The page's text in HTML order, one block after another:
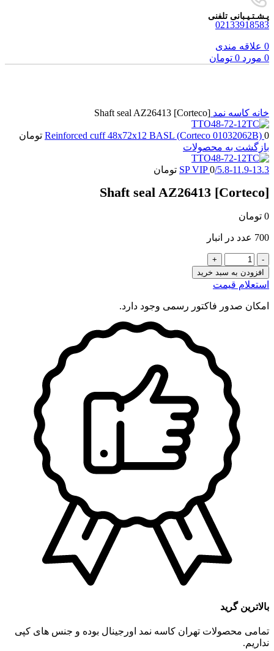
پـشـتـیـبانی تلفنی
02133918583
0 علاقه مندی
0 مورد 0 تومان
خانه کاسه نمد Shaft seal AZ26413 [Corteco]
Reinforced cuff 48x72x12 BASL (Corteco 01032062B) 0
تومان
بازگشت به محصولات
5.8-11.9-13.3/SP VIP
0 تومان
Shaft seal AZ26413 [Corteco]
0 تومان
700 عدد در انبار
Shaft
seal
AZ26413
[Corteco]
عدد
افزودن به سبد خرید
استعلام قیمت
امکان صدور فاکتور رسمی وجود دارد.
بالاترین گرید
تمامی محصولات تهران کاسه نمد اورجینال بوده و جنس های کپی
نداریم.